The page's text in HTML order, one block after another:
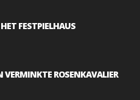
FESTPIELHAUS
VERMINKTE ROSENKAVALIER